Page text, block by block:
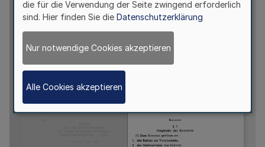
die für die Verwendung der Seite zwingend erforderlich
sind. Hier finden Sie die Datenschutzerklärung
Nur notwendige Cookies akzeptieren
Alle Cookies akzeptieren